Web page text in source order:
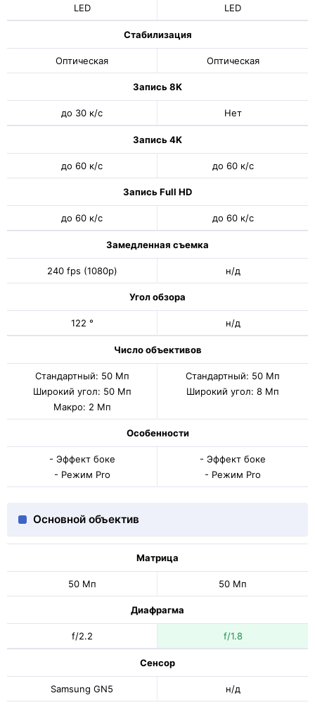
LED LED
Стабилизация
Оптическая Оптическая
Запись 8K
до 30 к/с Нет
Запись 4K
до 60 к/с до 60 к/с
Запись Full HD
до 60 к/с до 60 к/с
Замедленная съемка
240 fps (1080p) н/д
Угол обзора
122 ° н/д
Число объективов
Стандартный: 50 Мп
Широкий угол: 50 Мп
Макро: 2 Мп
Стандартный: 50 Мп
Широкий угол: 8 Мп
Особенности
- Эффект боке
- Режим Pro
- Эффект боке
- Режим Pro
Основной объектив
Матрица
50 Мп 50 Мп
Диафрагма
f/2.2 f/1.8
Сенсор
Samsung GN5 н/д